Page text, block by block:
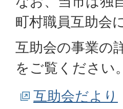
町村職員互助会
互助会の事業の
をご覧ください。
互助会だより